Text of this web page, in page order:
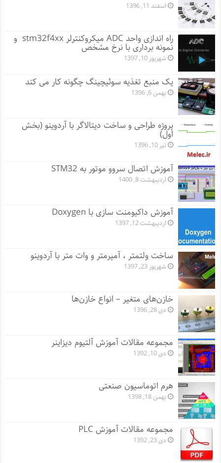
اسفند 11, 1396
راه اندازی واحد ADC میکروکنترلر stm32f4xx و
نمونه برداری با نرخ مشخص
شهریور 10, 1397
یک منبع تغذیه سوئیچینگ چگونه کار می کند
بهمن 6, 1396
پروژه طراحی و ساخت دیتالاگر با آردوینو (بخش
اول)
تیر 10, 1396
آموزش اتصال سروو موتور به STM32
اردیبهشت 8, 1400
آموزش داکیومنت سازی با Doxygen
اردیبهشت 12, 1397
ساخت ولتمتر ، آمپرمتر و وات متر با آردوینو
شهریور 23, 1397
خازن‌های متغیر – انواع خازن‌ها
دی 28, 1396
مجموعه مقالات آموزش آلتیوم دیزاینر
دی 10, 1392
هرم اتوماسیون صنعتی
بهمن 18, 1398
مجموعه مقالات آموزش PLC
دی 23, 1392